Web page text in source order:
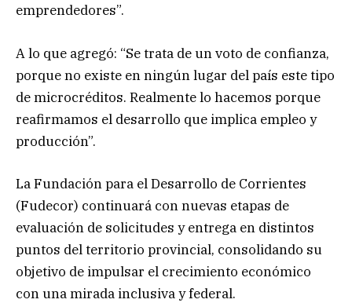
emprendedores”.
A lo que agregó: “Se trata de un voto de confianza,
porque no existe en ningún lugar del país este tipo
de microcréditos. Realmente lo hacemos porque
reafirmamos el desarrollo que implica empleo y
producción”.
La Fundación para el Desarrollo de Corrientes
(Fudecor) continuará con nuevas etapas de
evaluación de solicitudes y entrega en distintos
puntos del territorio provincial, consolidando su
objetivo de impulsar el crecimiento económico
con una mirada inclusiva y federal.